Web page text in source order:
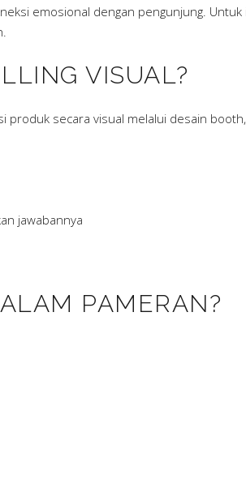
emosional dengan pengunjung. Untuk
VISUAL?
produk secara visual melalui desain
jawabannya
PAMERAN?